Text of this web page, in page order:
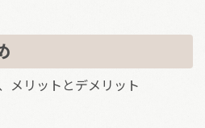
メリットとデメリット